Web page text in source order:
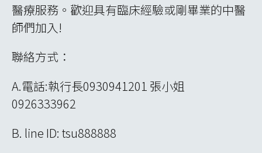
醫療服務。歡迎具有臨床經驗或剛畢業的中醫
師們加入!
聯絡方式：
A.電話:執行長0930941201 張小姐
0926333962
B. line ID: tsu888888